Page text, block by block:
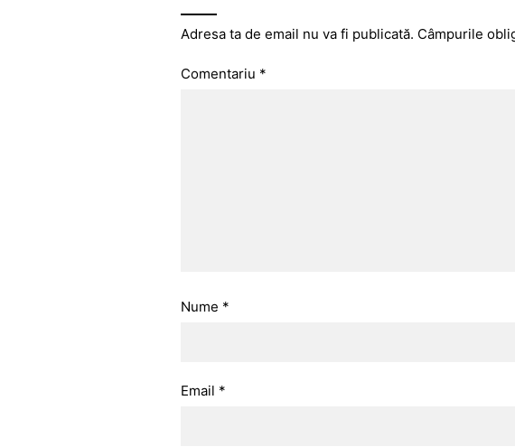
Adresa ta de email nu va fi publicată. Câmpurile
Comentariu *
Nume *
Email *